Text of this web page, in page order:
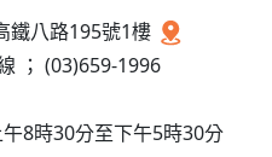
鐵八路195號1樓
； (03)659-1996
午8時30分至下午5時30分